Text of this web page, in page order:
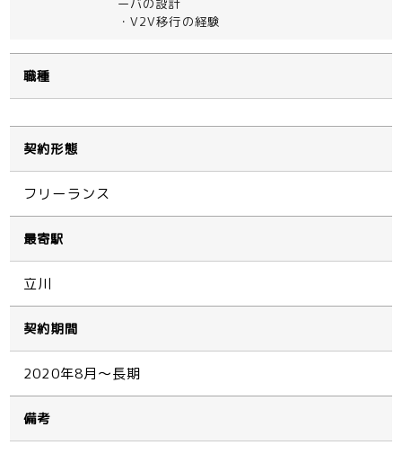
ーバの設計
・V2V移行の経験
職種
契約形態
フリーランス
最寄駅
立川
契約期間
2020年8月～長期
備考